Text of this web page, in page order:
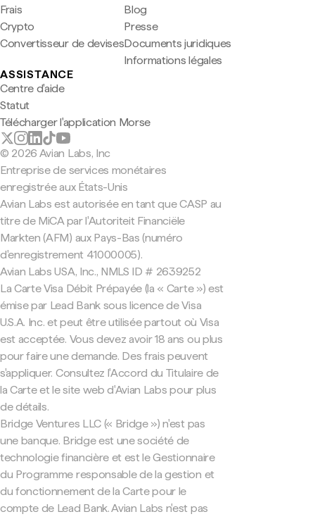
Frais
Crypto
Convertisseur de devises
Blog
Presse
Documents juridiques
Informations légales
ASSISTANCE
Centre d'aide
Statut
Télécharger l'application Morse
© 2026 Avian Labs, Inc
Entreprise de services monétaires
enregistrée aux États-Unis
Avian Labs est autorisée en tant que CASP au
titre de MiCA par l'Autoriteit Financiële
Markten (AFM) aux Pays-Bas (numéro
d'enregistrement 41000005).
Avian Labs USA, Inc., NMLS ID # 2639252
La Carte Visa Débit Prépayée (la « Carte ») est
émise par Lead Bank sous licence de Visa
U.S.A. Inc. et peut être utilisée partout où Visa
est acceptée. Vous devez avoir 18 ans ou plus
pour faire une demande. Des frais peuvent
s'appliquer. Consultez l'Accord du Titulaire de
la Carte et le site web d'Avian Labs pour plus
de détails.
Bridge Ventures LLC (« Bridge ») n'est pas
une banque. Bridge est une société de
technologie financière et est le Gestionnaire
du Programme responsable de la gestion et
du fonctionnement de la Carte pour le
compte de Lead Bank. Avian Labs n'est pas